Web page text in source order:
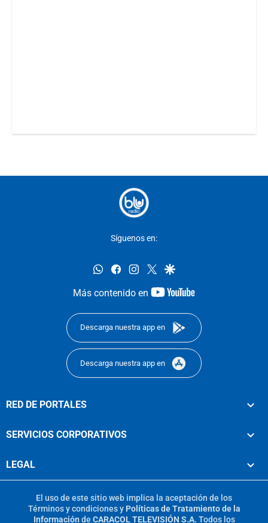
Síguenos en:
whatsappfacebookinstagram
twittergoogle
Más contenido en
youtube-
Descarga nuestra app en
Descarga nuestra app en
RED DE PORTALES
SERVICIOS CORPORATIVOS
LEGAL
El uso de este sitio web implica la aceptación de los
Términos y condicionesy Políticas de Tratamiento de la
Información de CARACOL TELEVISIÓN S.A. Todos los